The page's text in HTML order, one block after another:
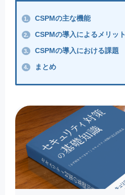
1. CSPMの主な機能
2. CSPMの導入によるメリット
3. CSPMの導入における課題
4. まとめ